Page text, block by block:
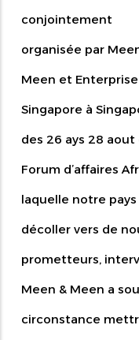
conjointement
organisée par
Meen et Enterprise
Singapore à
des 26 ays 28
Forum d’affaires
laquelle notre
décoller vers de
prometteurs,
Meen & Meen a
circonstance